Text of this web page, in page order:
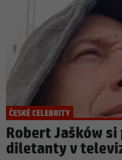
ČESKÉ CELEBRITY
Robert Jašków
diletanty v